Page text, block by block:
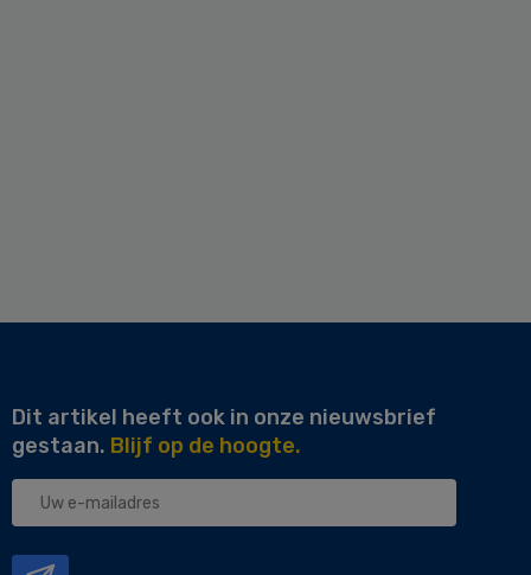
Dit artikel heeft ook in onze nieuwsbrief
gestaan. Blijf op de hoogte.
Uw